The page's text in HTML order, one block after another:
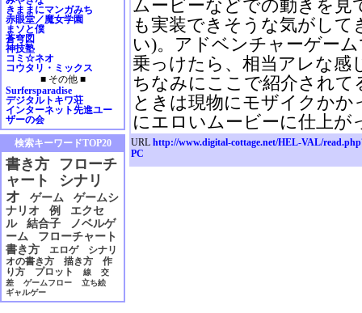
ムービーなどでの動きを見
も実装できそうな気がし
い)。アドベンチャーゲー
乗っけたら、相当アレな感
ちなみにここで紹介され
ときは現物にモザイクか
にエロいムービーに仕上が
URL http://www.digital-cottage.net/HEL-VAL/
PC
2007年10月
2007年09月
2007年08月
2007年07月
2007年06月
2007年05月
2007年04月
2007年03月
2007年02月
2007年01月
2006年12月
2006年11月
2006年10月
2006年09月
2006年08月
2006年07月
2006年06月
2006年05月
2006年04月
2006年03月
2006年02月
きままにマンガみち
赤眼堂／魔女学園
まソと僕
蒼穹図
神技塾
コミ☆ネオ
コウタリ・ミックス
■ その他 ■
Surfersparadise
デジタルトキワ荘
インターネット先進ユー
ザーの会
検索キーワードTOP20
書き方
フローチ
ャート
シナリ
オ
ゲーム
ゲームシ
ナリオ
例
エクセ
ル
結合子
ノベルゲ
ーム
フローチャート
書き方
エロゲ
シナリ
オの書き方
描き方
作
り方
プロット 線
交
差
ゲームフロー
立ち絵
ギャルゲー